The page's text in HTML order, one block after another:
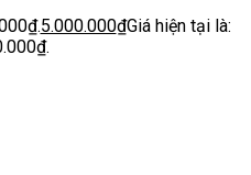
5.000.000₫Giá hiện tại là: